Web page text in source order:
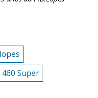
460 Super